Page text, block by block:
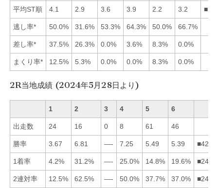
平均ST順 4.1 2.9 3.6 3.9 2.2 3.2
逃し率* 50.0% 31.6% 53.3% 64.3% 50.0% 66.7%
差し率* 37.5% 26.3% 0.0% 3.6% 8.3% 0.0%
まくり率* 12.5% 5.3% 0.0% 0.0% 8.3% 0.0%
2R当地成績 (2024年5月28日より)
1 2 3 4 5 6
出走数 24 16 0 8 61 46
勝率 3.67 6.81 —- 7.25 5.49 5.39
1着率 4.2% 31.2% —- 25.0% 14.8% 19.6%
2連対率 12.5% 62.5% —- 50.0% 37.7% 37.0%